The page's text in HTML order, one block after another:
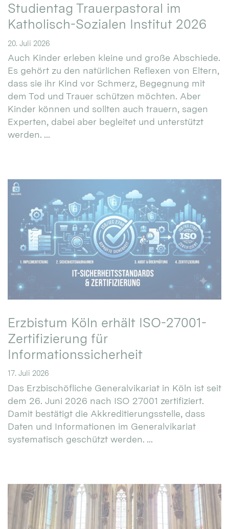
Studientag Trauerpastoral im
Katholisch-Sozialen Institut 2026
20. Juli 2026
Auch Kinder erleben kleine und große Abschiede.
Es gehört zu den natürlichen Reflexen von Eltern,
dass sie ihr Kind vor Schmerz, Begegnung mit
dem Tod und Trauer schützen möchten. Aber
Kinder können und sollten auch trauern, sagen
Experten, dabei aber begleitet und unterstützt
werden. ...
Erzbistum Köln erhält ISO-27001-
Zertifizierung für
Informationssicherheit
17. Juli 2026
Das Erzbischöfliche Generalvikariat in Köln ist seit
dem 26. Juni 2026 nach ISO 27001 zertifiziert.
Damit bestätigt die Akkreditierungsstelle, dass
Daten und Informationen im Generalvikariat
systematisch geschützt werden. ...